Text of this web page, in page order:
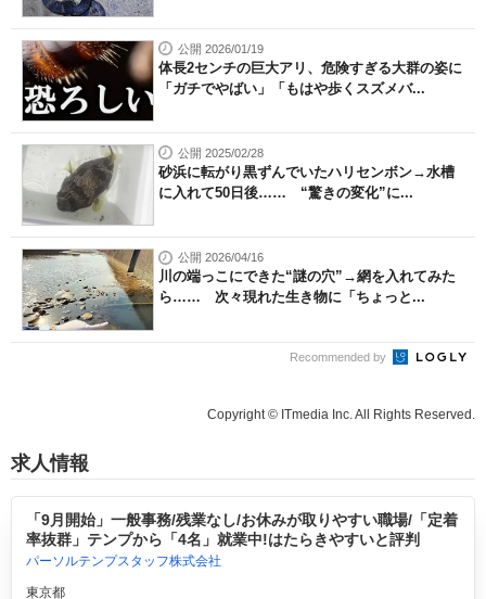
公開 2026/01/19
体長2センチの巨大アリ、危険すぎる大群の姿に
「ガチでやばい」「もはや歩くスズメバ...
公開 2025/02/28
砂浜に転がり黒ずんでいたハリセンボン→水槽
に入れて50日後…… “驚きの変化”に...
公開 2026/04/16
川の端っこにできた“謎の穴”→網を入れてみた
ら…… 次々現れた生き物に「ちょっと...
Recommended by
Copyright © ITmedia Inc. All Rights Reserved.
求人情報
「9月開始」一般事務/残業なし/お休みが取りやすい職場/「定着
率抜群」テンプから「4名」就業中!はたらきやすいと評判
パーソルテンプスタッフ株式会社
東京都